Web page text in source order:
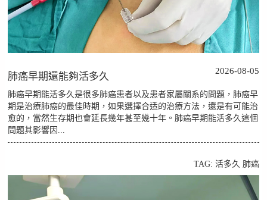
肺癌早期還能夠活多久 2026-08-05
肺癌早期能活多久是很多肺癌患者以及患者家屬關系的問題，肺癌早
期是治療肺癌的最佳時期，如果選擇合适的治療方法，還是有可能治
愈的，當然生存期也會延長幾年甚至幾十年。肺癌早期能活多久這個
問題其影響因...
TAG: 活多久 肺癌